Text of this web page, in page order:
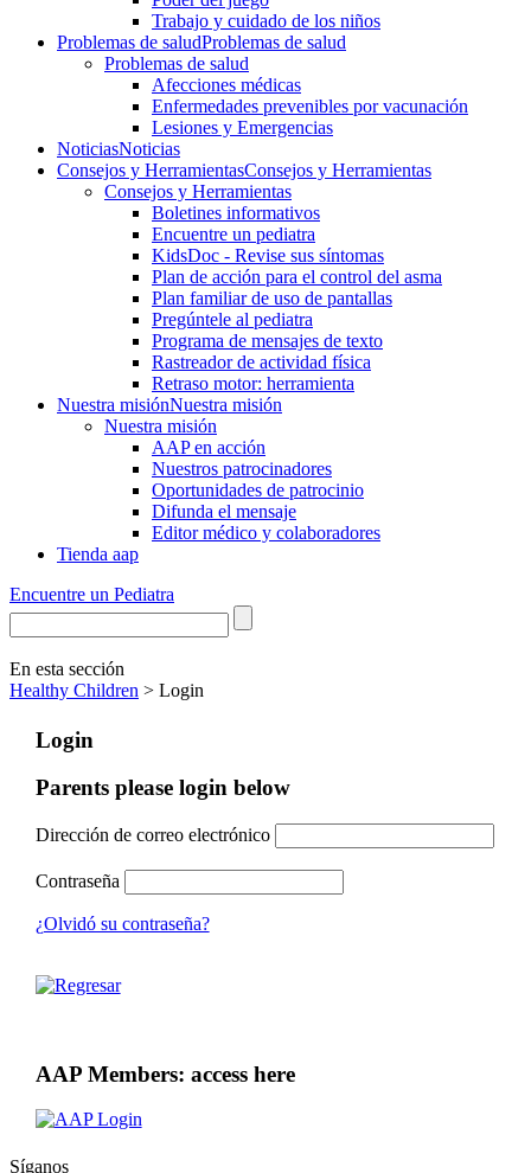
Trabajo y cuidado de los niños
Problemas de saludProblemas de salud
Problemas de salud
Afecciones médicas
Enfermedades prevenibles por vacunación
Lesiones y Emergencias
NoticiasNoticias
Consejos y HerramientasConsejos y Herramientas
Consejos y Herramientas
Boletines informativos
Encuentre un pediatra
KidsDoc - Revise sus síntomas
Plan de acción para el control del asma
Plan familiar de uso de pantallas
Pregúntele al pediatra
Programa de mensajes de texto
Rastre​​ador de activida​d física
Retraso motor: herramienta
Nuestra misiónNuestra misión
Nuestra misión
AAP en acción
Nuestros patrocinadores
Oportunidades de patrocinio
Difunda el mensaje
Editor médico y colaboradores
Tienda aap
Encuentre un Pediatra
En esta sección
Healthy Children > Login
Login
Parents please login below
Dirección de correo electrónico
Contraseña
¿Olvidó su contraseña?
AAP Members: access here
Síganos